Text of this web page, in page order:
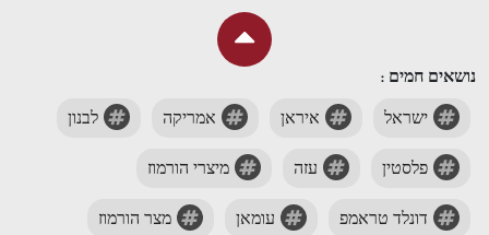
נושאים חמים :
ישראל איראן אמריקה לבנון
פלסטין עזה מיצרי הורמוז
דונלד טראמפ עומאן מצר הורמוז